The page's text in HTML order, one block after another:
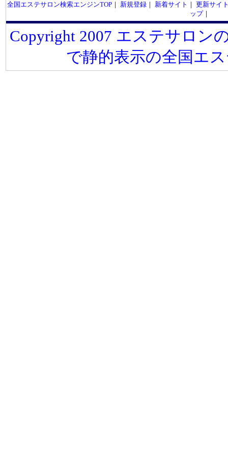
全国エステサロン検索エンジンTOP｜ 新規登録｜ 新着サイト ｜ 更新サイ
ップ｜
Copyright 2007 エステサロン
で静的表示の全国エ